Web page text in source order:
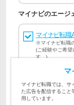
マイナビのエージ
マイナビ転職
※マイナビ転職
(ご経験やご希望
す。)
会員登録には マ
会員規約、マイ
個人情報の取り扱い
マ
マイナビ転職では、サ
た広告を配信すること
用しています。